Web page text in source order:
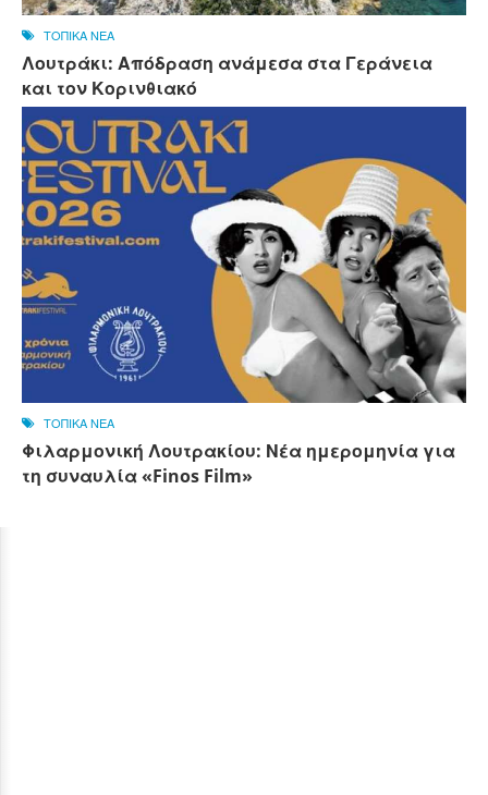
ΤΟΠΙΚΑ ΝΕΑ
Λουτράκι: Απόδραση ανάμεσα στα Γεράνεια
και τον Κορινθιακό
ΤΟΠΙΚΑ ΝΕΑ
Φιλαρμονική Λουτρακίου: Νέα ημερομηνία για
τη συναυλία «Finos Film»